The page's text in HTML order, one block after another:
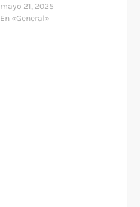
mayo 21, 2025
En «General»